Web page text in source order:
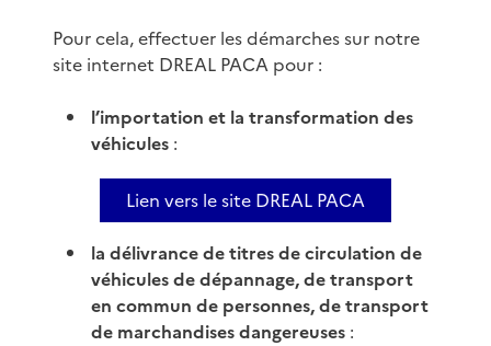
Pour cela, effectuer les démarches sur notre
site internet DREAL PACA pour :
l’importation et la transformation des
véhicules :
Lien vers le site DREAL PACA
la délivrance de titres de circulation de
véhicules de dépannage, de transport
en commun de personnes, de transport
de marchandises dangereuses :